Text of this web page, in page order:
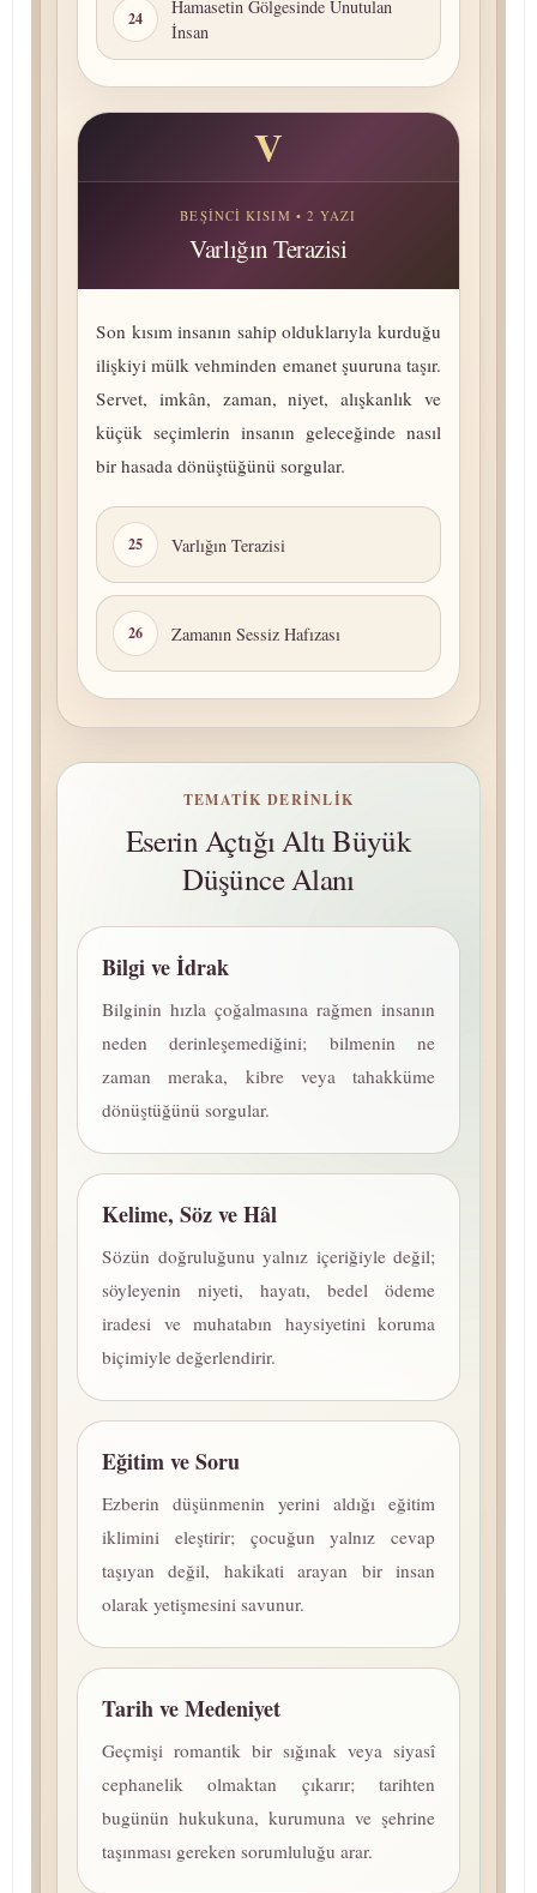
24
Hamasetin Gölgesinde Unutulan
İnsan
V
BEŞINCI KISIM • 2 YAZI
Varlığın Terazisi
Son kısım insanın sahip olduklarıyla kurduğu
ilişkiyi mülk vehminden emanet şuuruna taşır.
Servet, imkân, zaman, niyet, alışkanlık ve
küçük seçimlerin insanın geleceğinde nasıl
bir hasada dönüştüğünü sorgular.
25 Varlığın Terazisi
26 Zamanın Sessiz Hafızası
TEMATIK DERINLIK
Eserin Açtığı Altı Büyük
Düşünce Alanı
Bilgi ve İdrak
Bilginin hızla çoğalmasına rağmen insanın
neden de­rin­le­şe­me­di­ği­ni; bilmenin ne
zaman meraka, kibre veya tahakküme
dönüştüğünü sorgular.
Kelime, Söz ve Hâl
Sözün doğruluğunu yalnız içeriğiyle değil;
söyleyenin niyeti, hayatı, bedel ödeme
iradesi ve muhatabın haysiyetini koruma
biçimiyle değerlendirir.
Eğitim ve Soru
Ezberin düşünmenin yerini aldığı eğitim
iklimini eleştirir; çocuğun yalnız cevap
taşıyan değil, hakikati arayan bir insan
olarak yetişmesini savunur.
Tarih ve Medeniyet
Geçmişi romantik bir sığınak veya siyasî
cephanelik olmaktan çıkarır; tarihten
bugünün hukukuna, kurumuna ve şehrine
taşınması gereken sorumluluğu arar.